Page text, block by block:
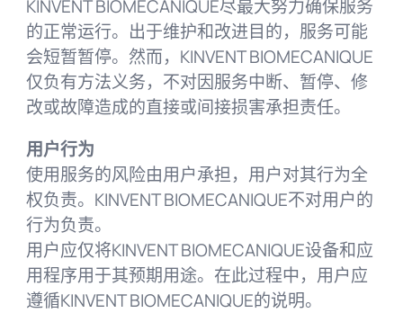
KINVENT BIOMECANIQUE尽最大努力确保服务
的正常运行。出于维护和改进目的，服务可能
会短暂暂停。然而，KINVENT BIOMECANIQUE
仅负有方法义务，不对因服务中断、暂停、修
改或故障造成的直接或间接损害承担责任。
用户行为
使用服务的风险由用户承担，用户对其行为全
权负责。KINVENT BIOMECANIQUE不对用户的
行为负责。
用户应仅将KINVENT BIOMECANIQUE设备和应
用程序用于其预期用途。在此过程中，用户应
遵循KINVENT BIOMECANIQUE的说明。